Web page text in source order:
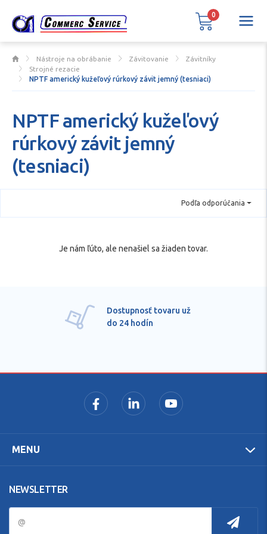
Nástroje na obrábanie Závitovanie
Závitníky
Strojné rezacie
NPTF americký kužeľový rúrkový závit jemný (tesniaci)
NPTF americký kužeľový
rúrkový závit jemný
(tesniaci)
Podľa odporúčania
Je nám ľúto, ale nenašiel sa žiaden tovar.
Dostupnosť tovaru už
do 24 hodín
MENU
NEWSLETTER
0